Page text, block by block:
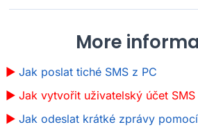
More
Jak poslat tiché SMS z PC
Jak vytvořit uživatelský účet SMS
Jak odeslat krátké zprávy